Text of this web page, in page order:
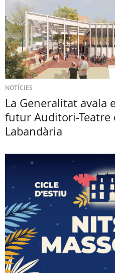
NOTÍCIES
La Generalitat avala
futur Auditori-Teatre
Labandària